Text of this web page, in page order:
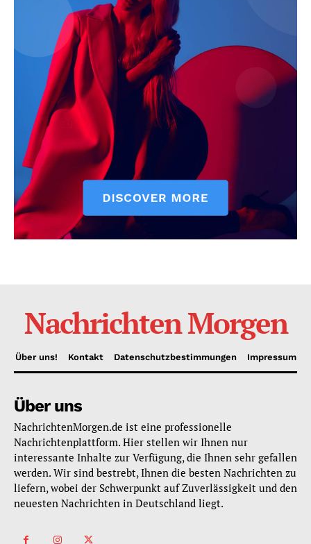
Nachrichten Morgen
Über uns! Kontakt Datenschutzbestimmungen Impressum
Über uns
NachrichtenMorgen.de ist eine professionelle
Nachrichtenplattform. Hier stellen wir Ihnen nur
interessante Inhalte zur Verfügung, die Ihnen sehr gefallen
werden. Wir sind bestrebt, Ihnen die besten Nachrichten zu
liefern, wobei der Schwerpunkt auf Zuverlässigkeit und den
neuesten Nachrichten in Deutschland liegt.